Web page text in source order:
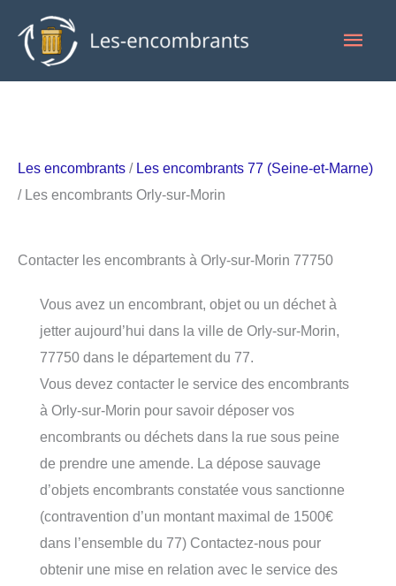
contenu
Les encombrants / Les encombrants 77 (Seine-et-Marne)
/ Les encombrants Orly-sur-Morin
Contacter les encombrants à Orly-sur-Morin 77750
Vous avez un encombrant, objet ou un déchet à
jetter aujourd’hui dans la ville de Orly-sur-Morin,
77750 dans le département du 77.
Vous devez contacter le service des encombrants
à Orly-sur-Morin pour savoir déposer vos
encombrants ou déchets dans la rue sous peine
de prendre une amende. La dépose sauvage
d’objets encombrants constatée vous sanctionne
(contravention d’un montant maximal de 1500€
dans l’ensemble du 77) Contactez-nous pour
obtenir une mise en relation avec le service des